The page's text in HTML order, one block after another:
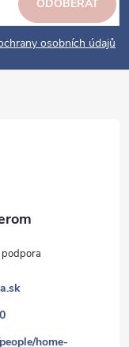
osobních údajů
ODOBERAŤ
home-